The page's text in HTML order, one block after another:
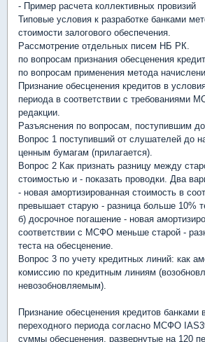
- Пример расчета коллективных провизий
Типовые условия к разработке банками
стоимости залогового обеспечения.
Рассмотрение отдельных писем НБ РК.
по вопросам признания обесценения
по вопросам применения метода
Признание обесценения кредитов в
периода в соответствии с требованиями
редакции.
Разъяснения по вопросам, поступившим
Вопрос 1 поступивший от слушателей до
ценным бумагам (прилагается).
Вопрос 2 Как признать разницу между
стоимостью и - показать проводки. Два
- новая амортизированная стоимость в
превышает старую - разница больше 10%
б) досрочное погашение - новая
соответствии с МСФО меньше старой -
теста на обесценение.
Вопрос 3 по учету кредитных линий: как
комиссию по кредитным линиям
невозобновляемым).
Признание обесценения кредитов банками
переходного периода согласно МСФО
суммы обесценения, развернутые на 120